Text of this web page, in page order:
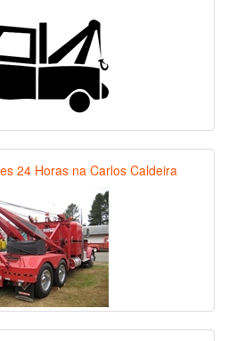
24 Horas na Carlos Caldeira